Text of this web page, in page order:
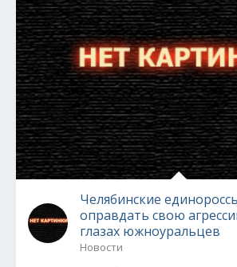
Челябинские
оправдать свою
глазах южноуральцев
Новости